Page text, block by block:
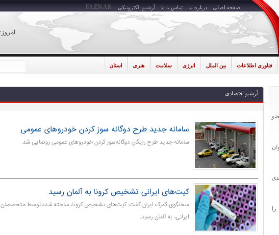
صفحه اصلی درباره ما تماس با ما آرشیو الکترونیکی
امروز:۱۸ مرداد ۰۵
FA EN AR
فناوری اطلاعات بین الملل انرژی سلامت هنری استان
کاهش ۱۰ درصدی
آرشیو اقتصادی
سامانه جدید طرح دوگانه سوز کردن خودروهای عمومی
سامانه جدید طرح رایگان دوگانه‌سوز کردن خودروهای عمومی رونمایی شد.
کیت‌های ایرانی تشخیص کرونا به آلمان رسید
سخنگوی گمرک ایران گفت: کیت‌های تشخیص کرونا، ساخته شده توسط متخصصان
ایرانی، به آلمان رسید.